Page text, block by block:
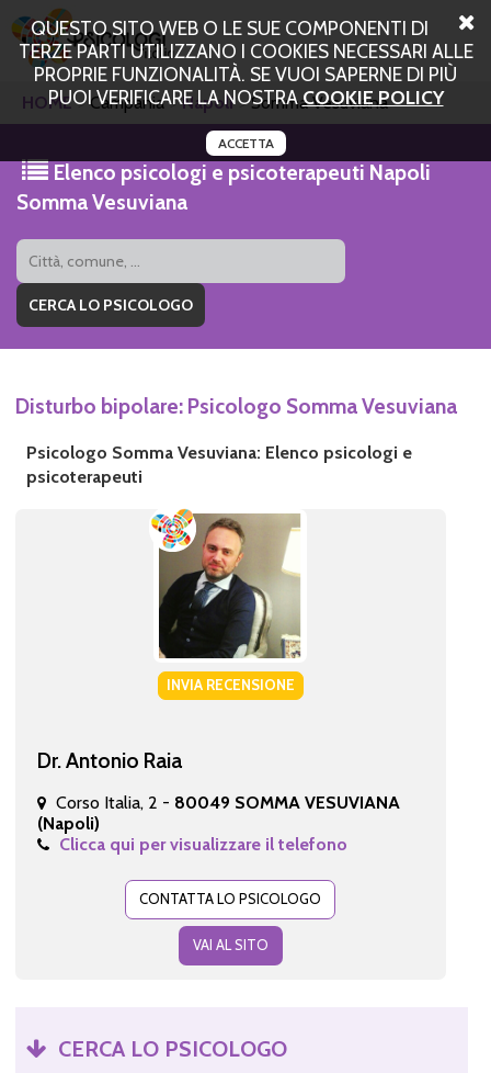
QUESTO SITO WEB O LE SUE COMPONENTI DI
TERZE PARTI UTILIZZANO I COOKIES NECESSARI ALLE
PROPRIE FUNZIONALITÀ. SE VUOI SAPERNE DI PIÙ
PUOI VERIFICARE LA NOSTRACOOKIE POLICY
ACCETTA
HOME Campania Napoli Somma Vesuviana
Elenco psicologi e psicoterapeuti Napoli
Somma Vesuviana
Disturbo bipolare: Psicologo Somma Vesuviana
Psicologo Somma Vesuviana: Elenco psicologi e
psicoterapeuti
INVIA RECENSIONE
Dr. Antonio Raia
Corso Italia, 2 - 80049 SOMMA VESUVIANA
(Napoli)
Clicca qui per visualizzare il telefono
CONTATTA LO PSICOLOGO
VAI AL SITO
CERCA LO PSICOLOGO